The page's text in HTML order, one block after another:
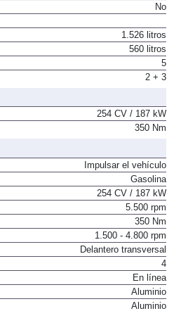
No
1.526 litros
560 litros
5
2 + 3
254 CV / 187 kW
350 Nm
Impulsar el vehículo
Gasolina
254 CV / 187 kW
5.500 rpm
350 Nm
1.500 - 4.800 rpm
Delantero transversal
4
En línea
Aluminio
Aluminio